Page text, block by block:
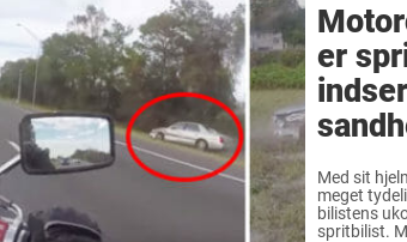
er
Med sit
meget
bilistens
spritbilist.